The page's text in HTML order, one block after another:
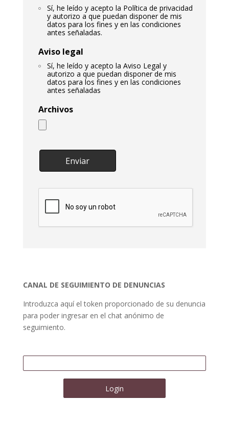
Sí, he leído y acepto la Política de privacidad
y autorizo a que puedan disponer de mis
datos para los fines y en las condiciones
antes señaladas.
Aviso legal
Sí, he leído y acepto la Aviso Legal y
autorizo a que puedan disponer de mis
datos para los fines y en las condiciones
antes señaladas
Archivos
Enviar
CANAL DE SEGUIMIENTO DE DENUNCIAS
Introduzca aquí el token proporcionado de su denuncia
para poder ingresar en el chat anónimo de
seguimiento.
Login